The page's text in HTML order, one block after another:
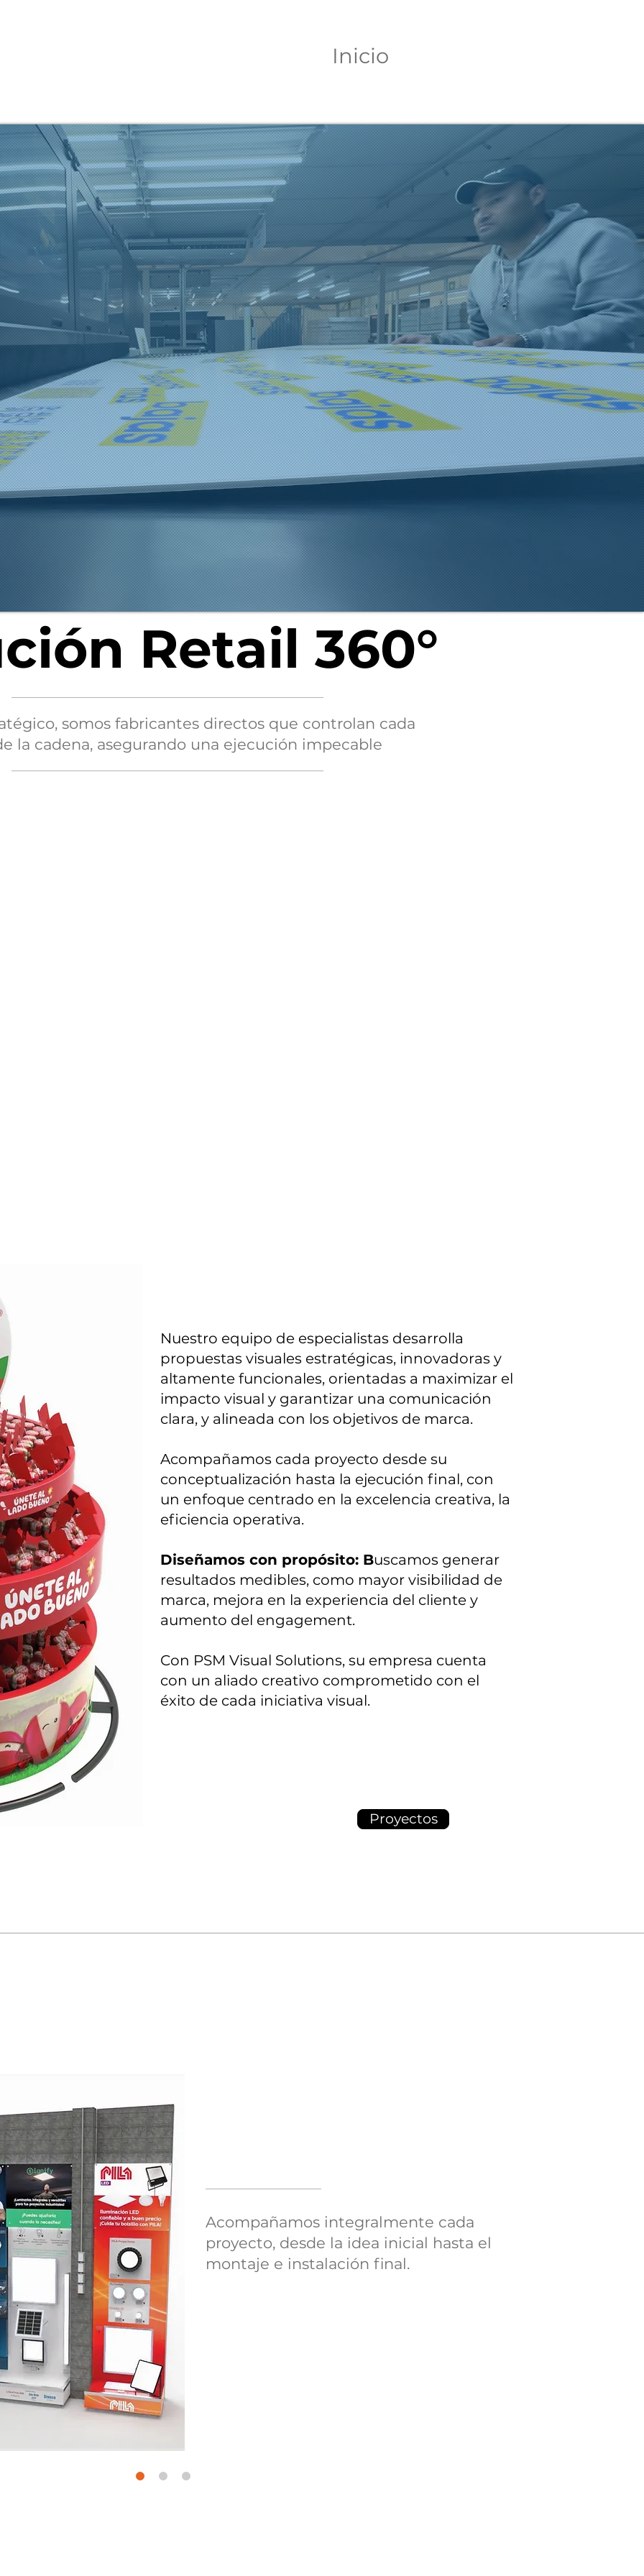
Inicio
tus ideas
en alta definición
Retail 360°
somos fabricantes directos que controlan cada
la cadena, asegurando una ejecución impecable
Nuestro equipo de especialistas desarrolla
propuestas visuales estratégicas, innovadoras y
altamente funcionales, orientadas a maximizar el
impacto visual y garantizar una comunicación
clara, y alineada con los objetivos de marca.
Acompañamos cada proyecto desde su
conceptualización hasta la ejecución final, con
un enfoque centrado en la excelencia creativa, la
eficiencia operativa.
Diseñamos con propósito: Buscamos generar
resultados medibles, como mayor visibilidad de
marca, mejora en la experiencia del cliente y
aumento del engagement.
Con PSM Visual Solutions, su empresa cuenta
con un aliado creativo comprometido con el
éxito de cada iniciativa visual.
Proyectos
Acompañamos integralmente cada
proyecto, desde la idea inicial hasta el
montaje e instalación final.